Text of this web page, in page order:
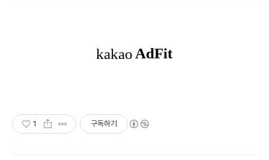
1 구독하기